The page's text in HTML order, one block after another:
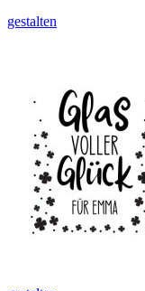
gestalten